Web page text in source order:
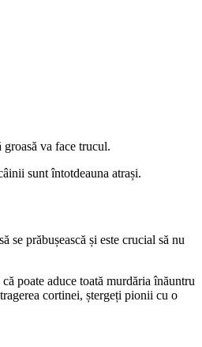
va face trucul.
sunt întotdeauna atrași.
se prăbușească și este crucial să nu
poate aduce toată murdăria înăuntru
cortinei, ștergeți pionii cu o